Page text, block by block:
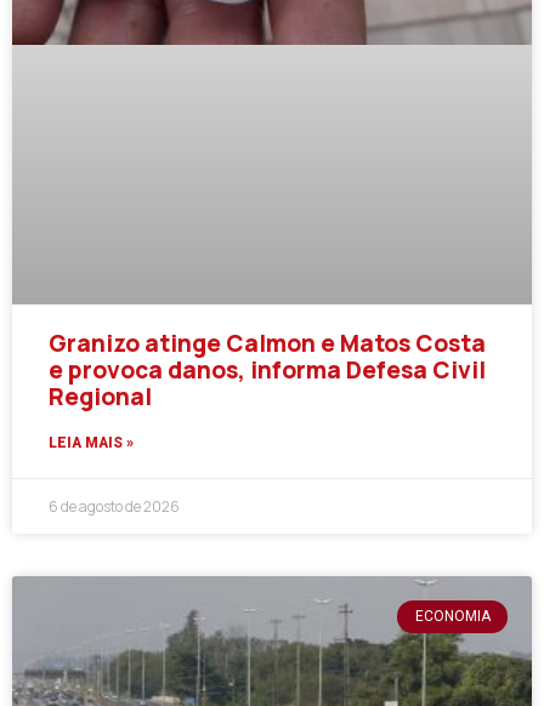
Granizo atinge Calmon e Matos Costa
e provoca danos, informa Defesa Civil
Regional
LEIA MAIS »
6 de agosto de 2026
ECONOMIA